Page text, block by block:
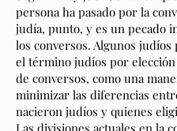
persona ha pasado por la
judía, punto, y es un pecado
los conversos. Algunos
el término judíos por
de conversos, como una
minimizar las diferencias
nacieron judíos y quienes
Las divisiones actuales en la